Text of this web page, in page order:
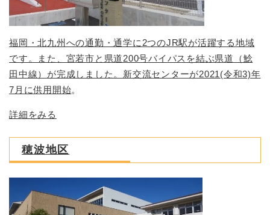
福岡・北九州への通勤・通学に2つのJR駅が活躍する地域
です。また、宮若市と県道200号バイパスを結ぶ県道（鯰
田中線）が完成しました。新交流センターが2021(令和3)年
7月に供用開始。
詳細をみる
穂波地区